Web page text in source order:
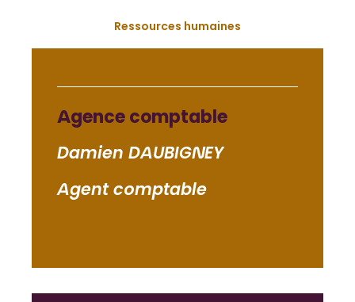
Ressources humaines
Agence comptable
Damien DAUBIGNEY
Agent comptable